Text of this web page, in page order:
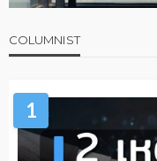
COLUMNIST
1